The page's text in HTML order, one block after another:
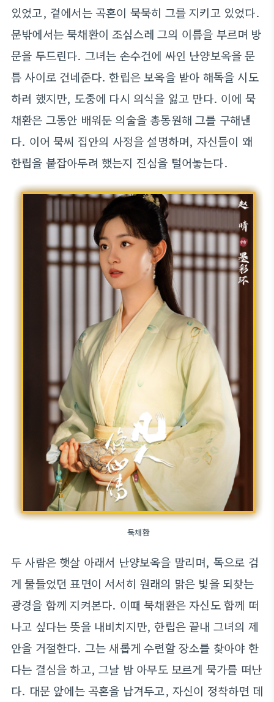
있었고, 곁에서는 곡혼이 묵묵히 그를 지키고 있었다.
문밖에서는 묵채환이 조심스레 그의 이름을 부르며 방
문을 두드린다. 그녀는 손수건에 싸인 난양보옥을 문
틈 사이로 건네준다. 한립은 보옥을 받아 해독을 시도
하려 했지만, 도중에 다시 의식을 잃고 만다. 이에 묵
채환은 그동안 배워둔 의술을 총동원해 그를 구해낸
다. 이어 묵씨 집안의 사정을 설명하며, 자신들이 왜
한립을 붙잡아두려 했는지 진심을 털어놓는다.
묵채환
두 사람은 햇살 아래서 난양보옥을 말리며, 독으로 검
게 물들었던 표면이 서서히 원래의 맑은 빛을 되찾는
광경을 함께 지켜본다. 이때 묵채환은 자신도 함께 떠
나고 싶다는 뜻을 내비치지만, 한립은 끝내 그녀의 제
안을 거절한다. 그는 새롭게 수련할 장소를 찾아야 한
다는 결심을 하고, 그날 밤 아무도 모르게 묵가를 떠난
다. 대문 앞에는 곡혼을 남겨두고, 자신이 정착하면 데